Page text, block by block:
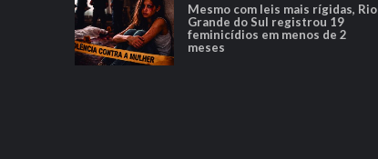
Mesmo com leis mais rígidas, Rio
Grande do Sul registrou 19
feminicídios em menos de 2
meses